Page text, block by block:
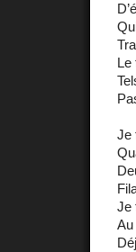
Le
Je
Je
Au